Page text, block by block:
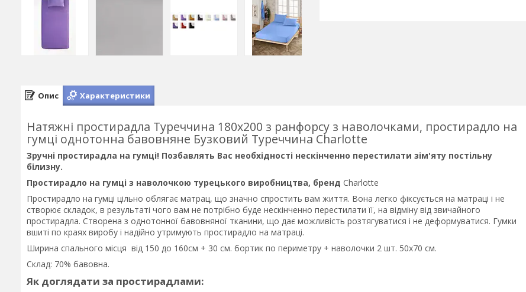
Опис Характеристики
Натяжні простирадла Туреччина 180х200 з ранфорсу з наволочками, простирадло на
гумці однотонна бавовняне Бузковий Туреччина Charlotte
Зручні простирадла на гумці! Позбавлять Вас необхідності нескінченно перестилати зім'яту постільну
білизну.
Простирадло на гумці з наволочкою турецького виробництва, бренд Charlotte
Простирадло на гумці цільно облягає матрац, що значно спростить вам життя. Вона легко фіксується на матраці і не
створює складок, в результаті чого вам не потрібно буде нескінченно перестилати її, на відміну від звичайного
простирадла. Створена з однотонної бавовняної тканини, що дає можливість розтягуватися і не деформуватися. Гумки
вшиті по краях виробу і надійно утримують простирадло на матраці.
Ширина спального місця від 150 до 160см + 30 см. бортик по периметру + наволочки 2 шт. 50х70 см.
Склад: 70% бавовна.
Як доглядати за простирадлами: